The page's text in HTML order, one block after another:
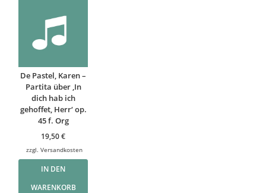
De Pastel, Karen –
Partita über ‚In
dich hab ich
gehoffet, Herr‘ op.
45 f. Org
19,50€
zzgl.Versandkosten
IN DEN
WARENKORB